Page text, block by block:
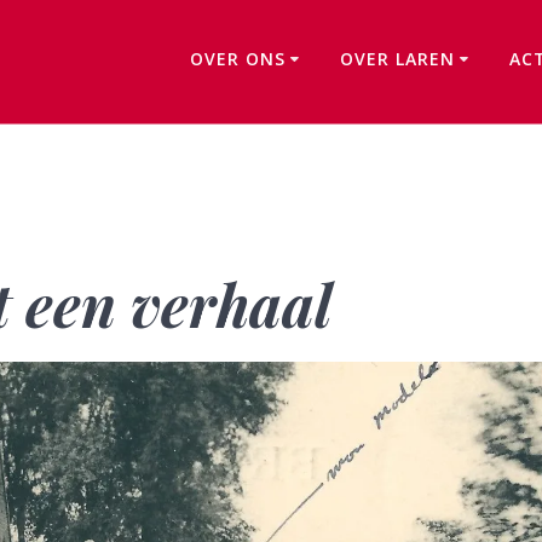
OVER ONS OVER LAREN
verhaal